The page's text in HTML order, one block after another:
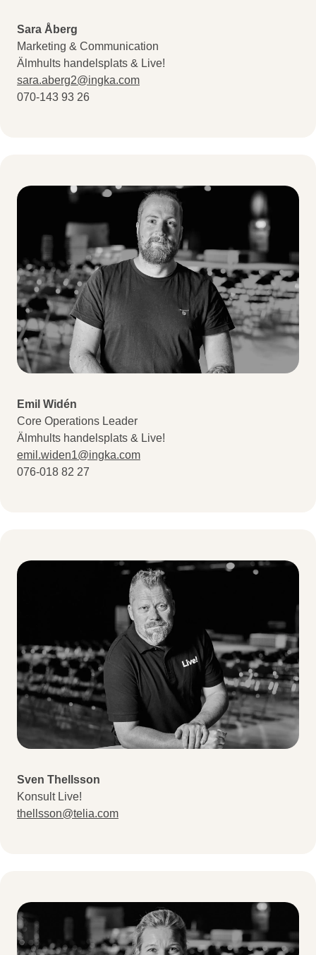
Sara Åberg
Marketing & Communication
Älmhults handelsplats & Live!
sara.aberg2@ingka.com
070-143 93 26
Emil Widén
Core Operations Leader
Älmhults handelsplats & Live!
emil.widen1@ingka.com
076-018 82 27
Sven Thellsson
Konsult Live!
thellsson@telia.com